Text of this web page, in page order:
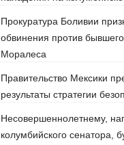
Прокуратура Боливии
обвинения против
Моралеса
Правительство Мексики
результаты стратегии
Несовершеннолетнему,
колумбийского сенатора,